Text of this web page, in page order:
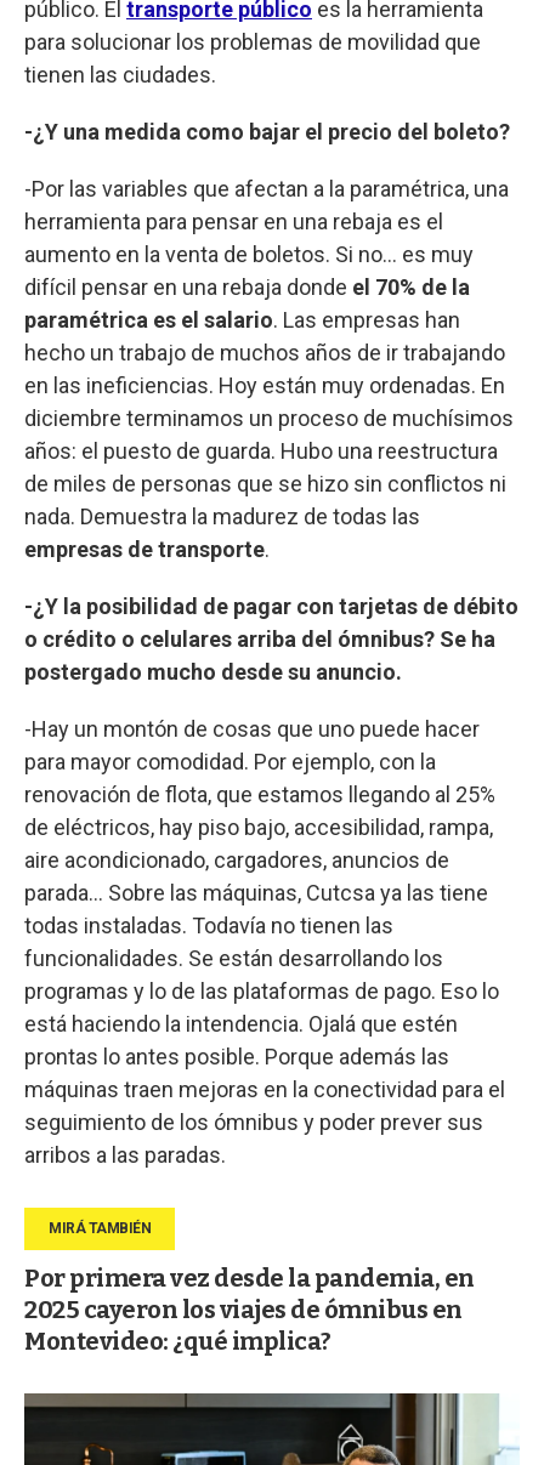
público. El transporte público es la herramienta
para solucionar los problemas de movilidad que
tienen las ciudades.
-¿Y una medida como bajar el precio del boleto?
-Por las variables que afectan a la paramétrica, una
herramienta para pensar en una rebaja es el
aumento en la venta de boletos. Si no… es muy
difícil pensar en una rebaja donde el 70% de la
paramétrica es el salario. Las empresas han
hecho un trabajo de muchos años de ir trabajando
en las ineficiencias. Hoy están muy ordenadas. En
diciembre terminamos un proceso de muchísimos
años: el puesto de guarda. Hubo una reestructura
de miles de personas que se hizo sin conflictos ni
nada. Demuestra la madurez de todas las
empresas de transporte.
-¿Y la posibilidad de pagar con tarjetas de débito
o crédito o celulares arriba del ómnibus? Se ha
postergado mucho desde su anuncio.
-Hay un montón de cosas que uno puede hacer
para mayor comodidad. Por ejemplo, con la
renovación de flota, que estamos llegando al 25%
de eléctricos, hay piso bajo, accesibilidad, rampa,
aire acondicionado, cargadores, anuncios de
parada… Sobre las máquinas, Cutcsa ya las tiene
todas instaladas. Todavía no tienen las
funcionalidades. Se están desarrollando los
programas y lo de las plataformas de pago. Eso lo
está haciendo la intendencia. Ojalá que estén
prontas lo antes posible. Porque además las
máquinas traen mejoras en la conectividad para el
seguimiento de los ómnibus y poder prever sus
arribos a las paradas.
Por primera vez desde la pandemia, en
2025 cayeron los viajes de ómnibus en
Montevideo: ¿qué implica?